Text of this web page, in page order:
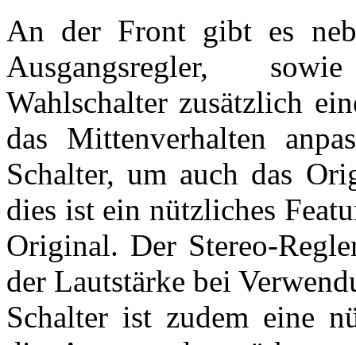
An der Front gibt es
Ausgangsregler,
Wahlschalter zusätzlich
das Mittenverhalten
Schalter, um auch das
dies ist ein nützliches
Original. Der Stereo-
der Lautstärke bei
Schalter ist zudem eine